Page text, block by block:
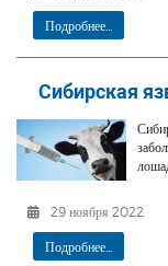
Подробнее...
Сибирская
29 ноября 2022
Подробнее...